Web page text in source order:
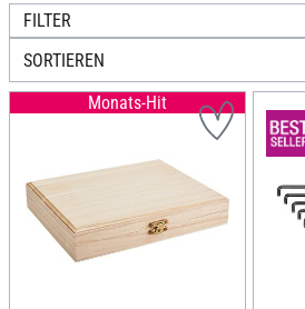
FILTER
SORTIEREN
Monats-Hit